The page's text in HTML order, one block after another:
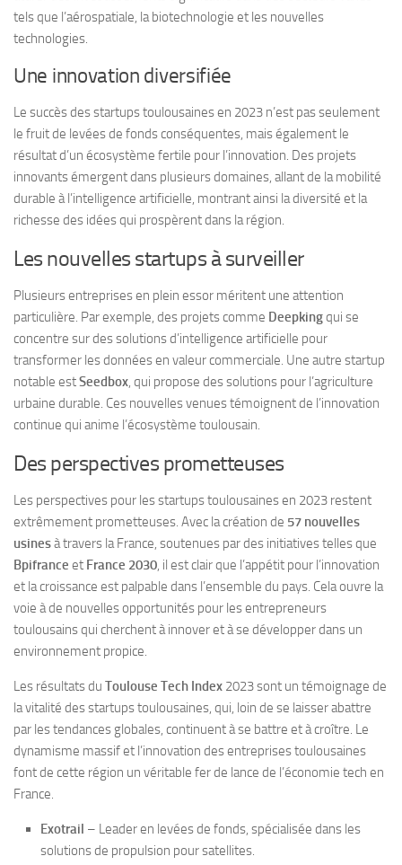
tels que l’aérospatiale, la biotechnologie et les nouvelles
technologies.
Une innovation diversifiée
Le succès des startups toulousaines en 2023 n’est pas seulement
le fruit de levées de fonds conséquentes, mais également le
résultat d’un écosystème fertile pour l’innovation. Des projets
innovants émergent dans plusieurs domaines, allant de la mobilité
durable à l’intelligence artificielle, montrant ainsi la diversité et la
richesse des idées qui prospèrent dans la région.
Les nouvelles startups à surveiller
Plusieurs entreprises en plein essor méritent une attention
particulière. Par exemple, des projets comme Deepkingqui se
concentre sur des solutions d’intelligence artificielle pour
transformer les données en valeur commerciale. Une autre startup
notable estSeedbox, qui propose des solutions pour l’agriculture
urbaine durable. Ces nouvelles venues témoignent de l’innovation
continue qui anime l’écosystème toulousain.
Des perspectives prometteuses
Les perspectives pour les startups toulousaines en 2023 restent
extrêmement prometteuses. Avec la création de 57 nouvelles
usinesà travers la France, soutenues par des initiatives telles que
Bpifrance et France 2030, il est clair que l’appétit pour l’innovation
et la croissance est palpable dans l’ensemble du pays. Cela ouvre la
voie à de nouvelles opportunités pour les entrepreneurs
toulousains qui cherchent à innover et à se développer dans un
environnement propice.
Les résultats du Toulouse Tech Index 2023 sont un témoignage de
la vitalité des startups toulousaines, qui, loin de se laisser abattre
par les tendances globales, continuent à se battre et à croître. Le
dynamisme massif et l’innovation des entreprises toulousaines
font de cette région un véritable fer de lance de l’économie tech en
France.
Exotrail – Leader en levées de fonds, spécialisée dans les
solutions de propulsion pour satellites.